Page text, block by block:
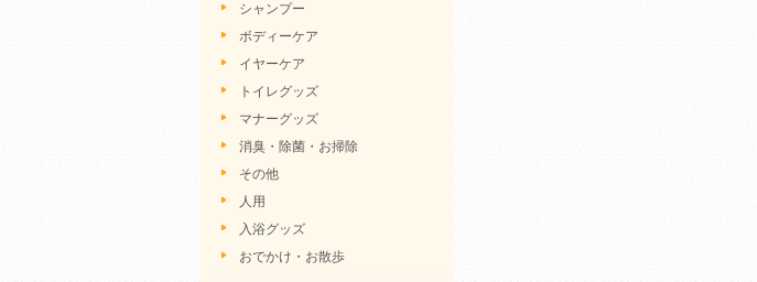
シャンプー
ボディーケア
イヤーケア
トイレグッズ
マナーグッズ
消臭・除菌・お掃除
その他
人用
入浴グッズ
おでかけ・お散歩